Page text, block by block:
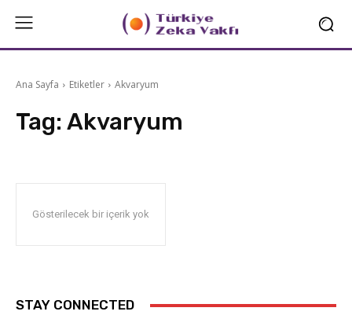
Ana Sayfa Etiketler Akvaryum
Tag: Akvaryum
Gösterilecek bir içerik yok
STAY CONNECTED